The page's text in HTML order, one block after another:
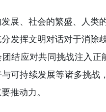
、社会的繁盛、人类
发挥文明对话对于消除
结应对共同挑战注入
可持续发展等诸多挑战
推动力。